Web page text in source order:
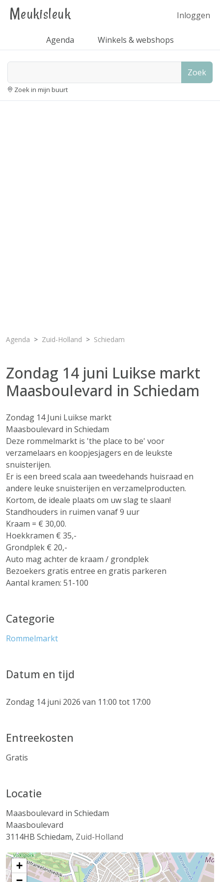
Meukisleuk Inloggen
Agenda Winkels & webshops
Zoek
Zoek in mijn buurt
Agenda Zuid-Holland Schiedam
Zondag 14 juni Luikse markt
Maasboulevard in Schiedam
Zondag 14 Juni Luikse markt
Maasboulevard in Schiedam
Deze rommelmarkt is 'the place to be' voor
verzamelaars en koopjesjagers en de leukste
snuisterijen.
Er is een breed scala aan tweedehands huisraad en
andere leuke snuisterijen en verzamelproducten.
Kortom, de ideale plaats om uw slag te slaan!
Standhouders in ruimen vanaf 9 uur
Kraam = € 30,00.
Hoekkramen € 35,-
Grondplek € 20,-
Auto mag achter de kraam / grondplek
Bezoekers gratis entree en gratis parkeren
Aantal kramen: 51-100
Categorie
Rommelmarkt
Datum en tijd
Zondag 14 juni 2026 van 11:00 tot 17:00
Entreekosten
Gratis
Locatie
Maasboulevard in Schiedam
Maasboulevard
3114HB Schiedam, Zuid-Holland
+